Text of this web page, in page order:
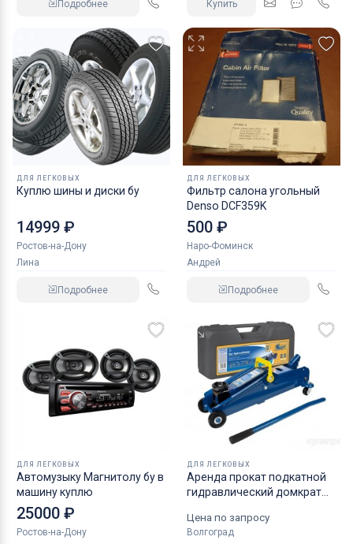
Подробнее Купить
ДЛЯ ЛЕГКОВЫХ
Куплю шины и диски бу
14999 ₽
Ростов-на-Дону
Лина
Подробнее
ДЛЯ ЛЕГКОВЫХ
Фильтр салона угольный
Denso DCF359K
500 ₽
Наро-Фоминск
Андрей
Подробнее
ДЛЯ ЛЕГКОВЫХ
Автомузыку Магнитолу бу в
машину куплю
25000 ₽
Ростов-на-Дону
ДЛЯ ЛЕГКОВЫХ
Аренда прокат подкатной
гидравлический домкрат
Цена по запросу
Волгоград